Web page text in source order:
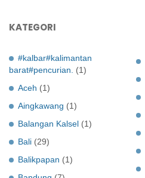
KATEGORI
#kalbar#kalimantan
barat#pencurian.
(1)
Aceh (1)
Aingkawang (1)
Balangan Kalsel (1)
Bali (29)
Balikpapan (1)